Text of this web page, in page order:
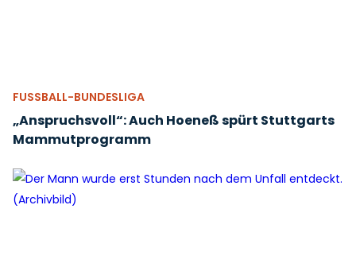
FUSSBALL-BUNDESLIGA
„Anspruchsvoll“: Auch Hoeneß spürt Stuttgarts
Mammutprogramm